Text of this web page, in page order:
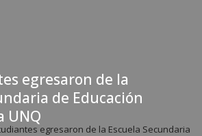
egresaron de la
de Educación
UNQ
egresaron de la Escuela Secundaria